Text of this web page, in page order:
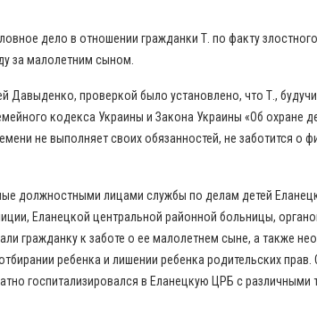
дело в отношении гражданки Т. по факту злостного
за малолетним сыном.
Давыденко, проверкой было установлено, что Т.,
кодекса Украины и Закона Украины «Об охране
не выполняет своих обязанностей, не заботится о
должностными лицами службы по делам детей
Еланецкой центральной районной больницы,
гражданку к заботе о ее малолетнем сыне, а также
ребенка и лишении ребенка родительских прав.
госпитализировался в Еланецкую ЦРБ с различными